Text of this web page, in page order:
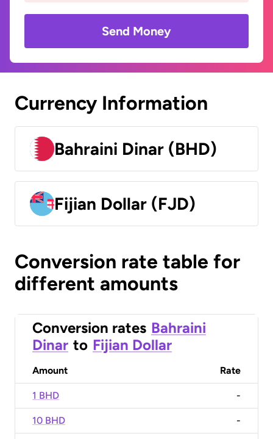
Send Money
Currency Information
Bahraini Dinar (BHD)
Fijian Dollar (FJD)
Conversion rate table for
different amounts
Conversion rates Bahraini
Dinar to Fijian Dollar
Amount Rate
1 BHD -
10 BHD -